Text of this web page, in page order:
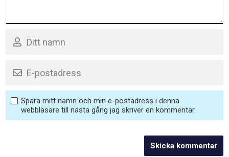
Spara mitt namn och min e-postadress i denna
webbläsare till nästa gång jag skriver en kommentar.